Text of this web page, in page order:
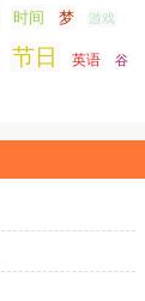
时间 梦 游戏
节日 英语 谷